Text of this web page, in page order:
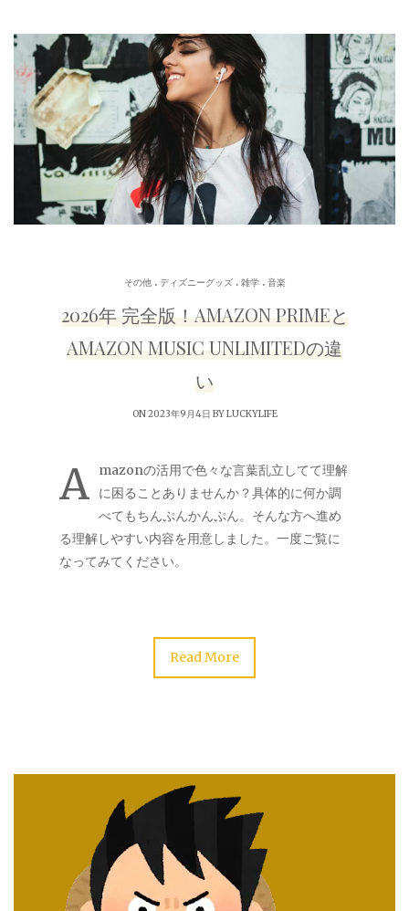
その他. ディズニーグッズ. 雑学. 音楽
2026年 完全版！AMAZON PRIMEと
AMAZON MUSIC UNLIMITEDの違
い
ON 2023年9月4日 BYLUCKYLIFE
A
mazonの活用で色々な言葉乱立してて理解
に困ることありませんか？具体的に何か調
べてもちんぷんかんぷん。そんな方へ進め
る理解しやすい内容を用意しました。一度ご覧に
なってみてください。
Read More